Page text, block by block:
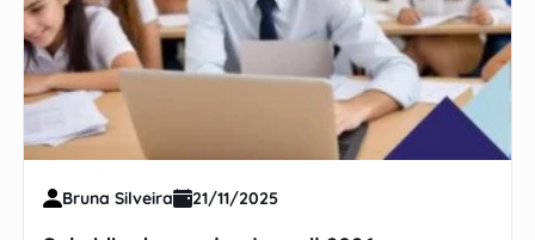
Bruna Silveira 21/11/2025